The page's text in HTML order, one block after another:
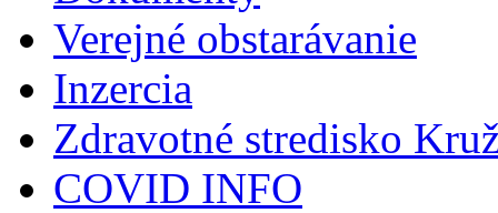
Verejné obstarávanie
Inzercia
Zdravotné stredisko
COVID INFO